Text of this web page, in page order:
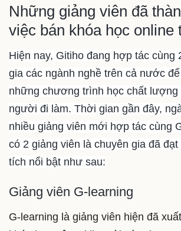
Những giảng viên đã
việc bán khóa học online
Hiện nay, Gitiho đang hợp tác cùng
gia các ngành nghề trên cả nước
những chương trình học chất lượng
người đi làm. Thời gian gần đây,
nhiều giảng viên mới hợp tác cùng
có 2 giảng viên là chuyên gia đã
tích nổi bật như sau:
Giảng viên G-learning
G-learning là giảng viên hiện đã